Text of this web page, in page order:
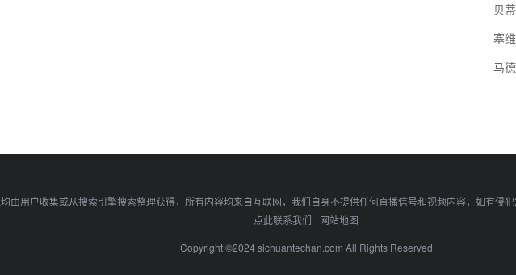
贝
塞
马
由用户收集或从搜索引擎搜索整理获得，所有内容均来自互联网，我们自身不提供任何直播信号和视频内容，如有侵
点此联系我们
网站地图
Copyright ©2024 sichuantechan.com All Rights Reserved